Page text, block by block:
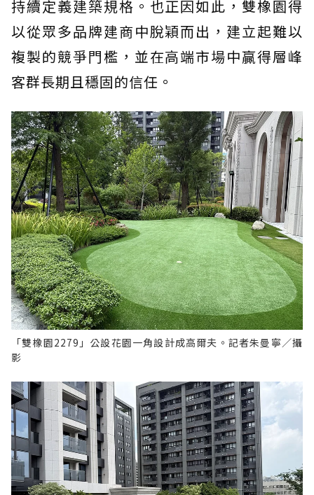
持續定義建築規格。也正因如此，雙橡園得
以從眾多品牌建商中脫穎而出，建立起難以
複製的競爭門檻，並在高端市場中贏得層峰
客群長期且穩固的信任。
「雙橡園2279」公設花園一角設計成高爾夫。記者朱曼寧／攝
影